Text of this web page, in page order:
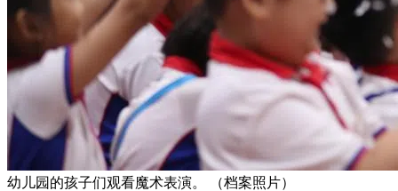
幼儿园的孩子们观看魔术表演。 （档案照片）